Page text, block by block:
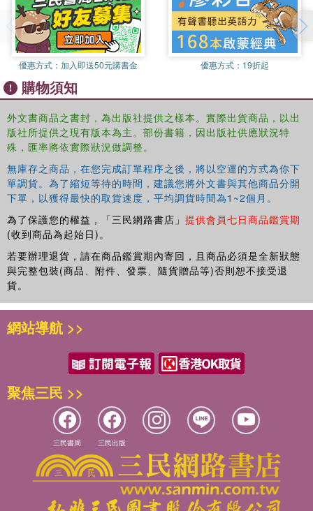
Revised and updated Notes and Bibliography
A landmark publication in Roman Imperial, early Christian,
and Byzantine history,Constantine and the Christian
Empirewill remain the standard account of the subject for
years to come.
(Routledge, 2010), and first and second editions of
Constantine and the Christian Empire(Routledge, 2004
and 2010).
優惠方式： 加入即送50元購書金 優惠方式： 19折起
購物須知
外文書商品之書封，為出版社提供之樣本。實際出貨商品，以出
版社所提供之現有版本為主。部份書籍，因出版社供應狀況特
殊，匯率將依實際狀況做調整。
無庫存之商品，在您完成訂單程序之後，將以空運的方式為你下
單調貨。為了縮短等待的時間，建議您將外文書與其他商品分開
下單，以獲得最快的取貨速度，平均調貨時間為1~2個月。
為了保護您的權益，「三民網路書店」 提供會員七日商品鑑賞期
(收到商品為起始日)。
若要辦理退貨，請在商品鑑賞期內寄回，且商品必須是全新狀態
與完整包裝(商品、附件、發票、隨貨贈品等)否則恕不接受退
貨。
網站導航 >>
聚焦三民 >>
三民書局 三民出版